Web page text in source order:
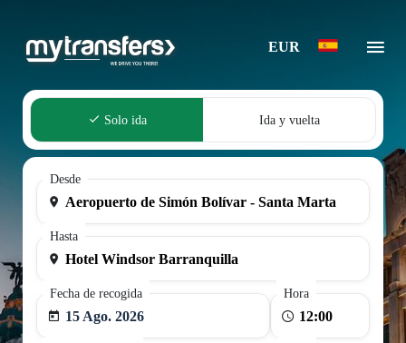
EUR
Solo ida Ida y vuelta
Desde
Hasta
Fecha de recogida
15 Ago. 2026
Hora